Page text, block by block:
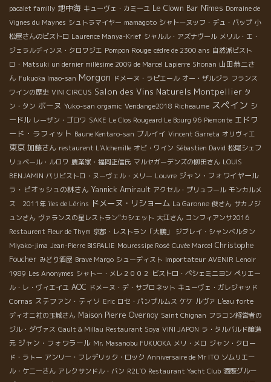
pacalet familly 地中海 キューヴェ・カミーユ Le Clown Bar Nîmes Domaine de
Vignes du Maynes シュトラマイヤー mamagoto シャトーヌッフ・デュ・パップ 小
松屋さんのビストロ Laurence Manya-Krief シャルル・アズナヴール メリル・エ・
ジェラルディンヌ・クロワジエ Pompon Rouge cèdre de 2300 ans 自然派ビスト
ロ・Matsuki un dernier millésime 2009 de Marcel Lapierre Shonan 山田恭二さ
ん Fukuoka Imao-san Morgon ドメーヌ・ラピエール オー・ザルジラ フランス
ワインの歴史 VINI CIRCUS Salon des Vins Naturels Montpellier タ
ン・タン ボーヌ Yuko-san orgamic Vendange2018 Richeaume スペイン シ
ードル レーザン・ゴロワ SAKE Le Clos Rougeard Le Bourg 96 Piemonte エドワ
ード・ラフィット Baune Kentaro-san ブルイイ Vincent Garreta オリヴィエ
東京 加藤さん restaurent L'Alchemille オビ・ワイン Sébastien David 松尾シェフ
リュペール・ルロワ 農業家・福岡正信氏 マルヤガーデンズの柳田さん LOUIS
BENJAMIN パリビストロ・ヌーヴェル・メリー Louvre ジャン・フォワイヤール
ラ・ピオッシュの林さん Yannick Amirault アクセル・プリュフール モンカルメ
ス 2011年 îles de Lérins ドメーヌ・リショーム La Garonne 俊さん サカノジ
ュンさん ヴァランスの星レストラン”カシェット 大江さん コンフィアンサ2016
Restaurent Fleur de Thym 京都・レストラン「大鵬」
ジブレイ・シャンベルタン
Miyako-jima Jean-Pierre BISPALIE Mouressipe Rosé Cuvée Marcel Christophe
Foucher みどり酒屋 Brave Margo シューディスト Importateur AVENIR Lenoir
1989 Les Anonymes シャトー・メレ２００２ ビストロ・ペシェミニヨン ペリエー
ル・レ・ヴィエイユ AOC ドメーヌ・デ・サブロネット キューヴェ・ガレジャッド
Cornas ステファン・ティソ Eric ロセ・パンプルムス ケケ ルヴァ L'eau forte
ディオニ社の玉城さん Maison Pierre Overnoy Saint Chignan フラコン経営者の
ジル・ダヴァス Gault & Millau Restaurant Soya VINI JAPON ラ・タルバルド醸造
元 ジャン・フォワラール Mr. Masanobu FUKUOKA メリ・メロ ジャン・クロー
ド・ラトー アンリー・フレデリック・ロック Anniversaire de Mr ITO ソムリエー
ル・ケニーさん アレクサンドル・バン R2L'O Restaurant Yacht Club 酒販グルー